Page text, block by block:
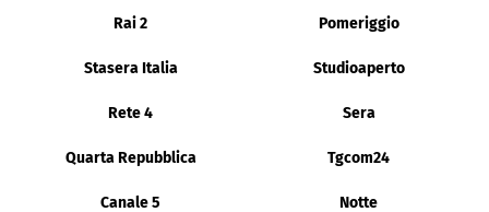
Rai 2 Pomeriggio
Stasera Italia Studioaperto
Rete 4 Sera
Quarta Repubblica Tgcom24
Canale 5 Notte